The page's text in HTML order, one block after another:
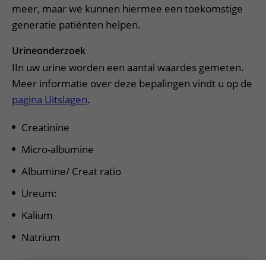
meer, maar we kunnen hiermee een toekomstige
generatie patiënten helpen.
Urineonderzoek
IIn uw urine worden een aantal waardes gemeten.
Meer informatie over deze bepalingen vindt u op de
pagina Uitslagen.
Creatinine
Micro-albumine
Albumine/ Creat ratio
Ureum:
Kalium
Natrium